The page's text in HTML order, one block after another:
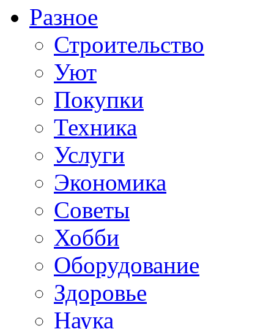
Разное
Строительство
Уют
Покупки
Техника
Услуги
Экономика
Советы
Хобби
Oборудование
Здоровье
Наука